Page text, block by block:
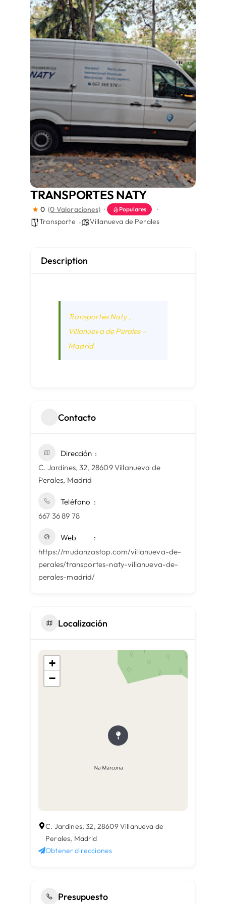
Áreas
Sede Electrónica
Contacto
TRANSPORTES NATY
0 (0 Valoraciones) Populares
Transporte Villanueva de Perales
Description
Transportes Naty ,
Villanueva de Perales –
Madrid
Contacto
Dirección
C. Jardines, 32, 28609 Villanueva de
Perales, Madrid
Teléfono
667 36 89 78
Web
https://mudanzastop.com/villanueva-de-
perales/transportes-naty-villanueva-de-
perales-madrid/
Localización
+
−
C. Jardines, 32, 28609 Villanueva de
Perales, Madrid
Obtener direcciones
Presupuesto